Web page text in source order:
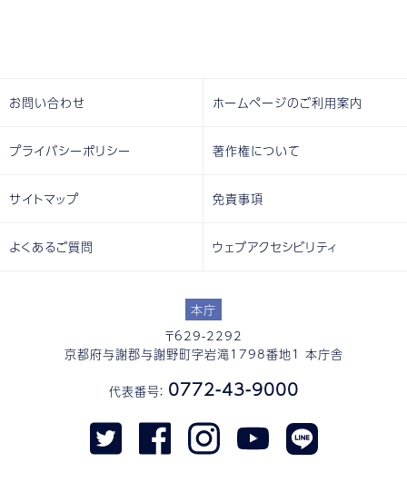
本庁
〒629-2292
京都府与謝郡与謝野町字岩滝1798番地1 本庁舎
代表番号： 0772-43-9000
お問い合わせ ホームページのご利用案内
プライバシーポリシー 著作権について
サイトマップ 免責事項
よくあるご質問 ウェブアクセシビリティ